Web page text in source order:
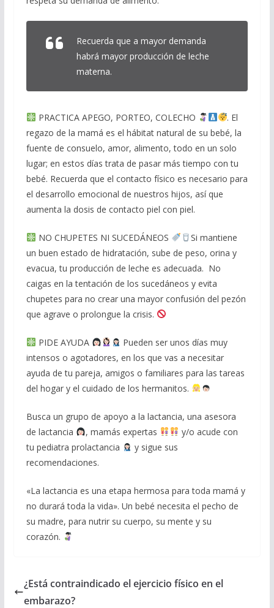
Recuerda que a mayor demanda
habrá mayor producción de leche
materna.
PRACTICA APEGO, PORTEO, COLECHO
. El
regazo de la mamá es el hábitat natural de su bebé, la
fuente de consuelo, amor, alimento, todo en un solo
lugar; en estos días trata de pasar más tiempo con tu
bebé. Recuerda que el contacto físico es necesario para
el desarrollo emocional de nuestros hijos, así que
aumenta la dosis de contacto piel con piel.
NO CHUPETES NI SUCEDÁNEOS
Si mantiene
un buen estado de hidratación, sube de peso, orina y
evacua, tu producción de leche es adecuada. No
caigas en la tentación de los sucedáneos y evita
chupetes para no crear una mayor confusión del pezón
que agrave o prolongue la crisis.
PIDE AYUDA
Pueden ser unos días muy
intensos o agotadores, en los que vas a necesitar
ayuda de tu pareja, amigos o familiares para las tareas
del hogar y el cuidado de los hermanitos.
Busca un grupo de apoyo a la lactancia, una asesora
de lactancia
, mamás expertas
y/o acude con
tu pediatra prolactancia
y sigue sus
recomendaciones.
«La lactancia es una etapa hermosa para toda mamá y
no durará toda la vida». Un bebé necesita el pecho de
su madre, para nutrir su cuerpo, su mente y su
corazón.
¿Está contraindicado el ejercicio físico en el
embarazo?